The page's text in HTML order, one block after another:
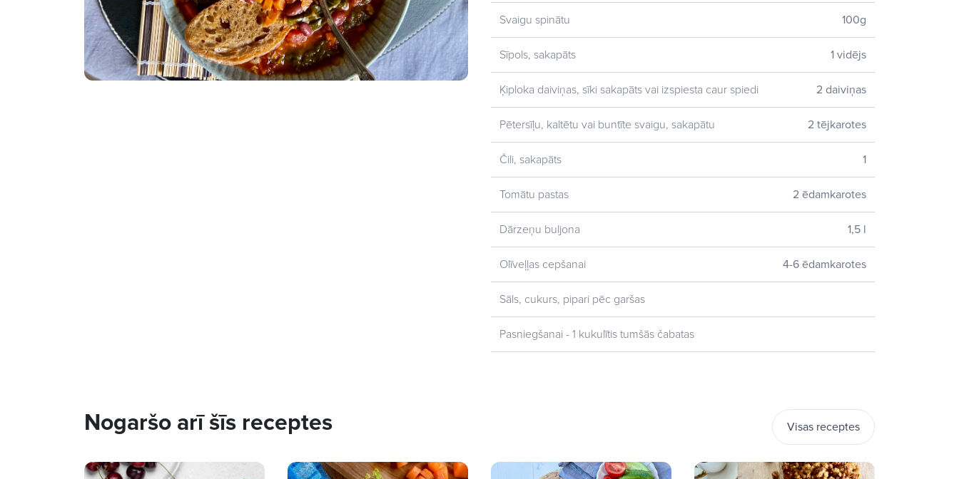
Svaigu spinātu 100g
Sīpols, sakapāts 1 vidējs
Ķiploka daiviņas, sīki sakapāts vai izspiesta caur spiedi 2 daiviņas
Pētersīļu, kaltētu vai buntīte svaigu, sakapātu 2 tējkarotes
Čili, sakapāts 1
Tomātu pastas 2 ēdamkarotes
Dārzeņu buljona 1,5 l
Olīveļļas cepšanai 4-6 ēdamkarotes
Sāls, cukurs, pipari pēc garšas
Pasniegšanai - 1 kukulītis tumšās čabatas
Nogaršo arī šīs receptes Visas receptes